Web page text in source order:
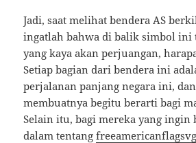
Jadi, saat melihat bendera AS
ingatlah bahwa di balik simbol ini
yang kaya akan perjuangan,
Setiap bagian dari bendera ini
perjalanan panjang negara ini,
membuatnya begitu berarti bagi
Selain itu, bagi mereka yang ingin
dalam tentangfreeamericanflagsvg